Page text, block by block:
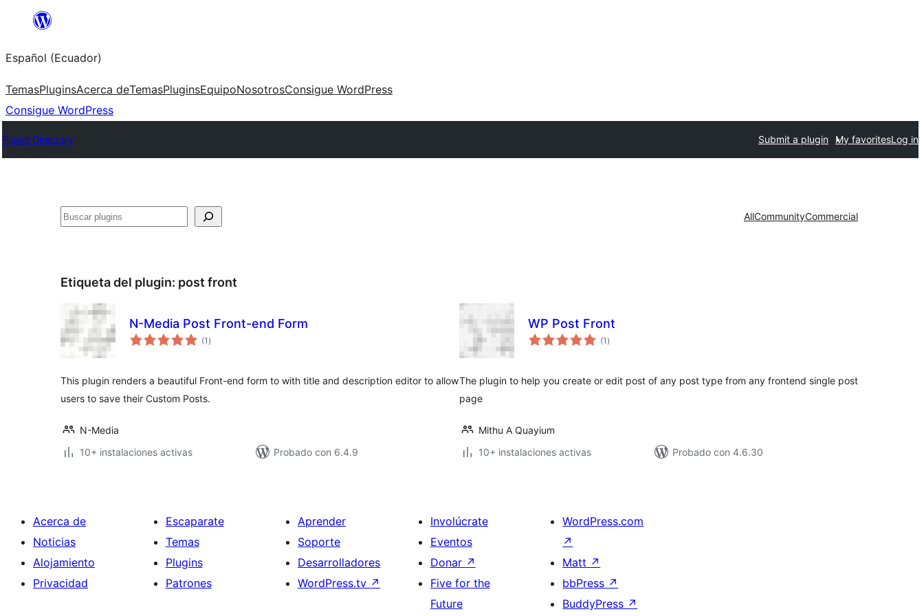
Saltar
contenido
Español (Ecuador)
TemasPluginsAcerca deTemasPluginsEquipoNosotrosConsigue WordPress
Consigue WordPress
Plugin Directory Submit a plugin My favoritesLog in
Buscar AllCommunityCommercial
Etiqueta del plugin: post front
N-Media Post Front-end Form
(1 total
de
)
This plugin renders a beautiful Front-end form to with title and description editor to allow
users to save their Custom Posts.
N-Media
10+ instalaciones activas
Probado con 6.4.9
WP Post Front
(1 total
de
)
The plugin to help you create or edit post of any post type from any frontend single post
page
Mithu A Quayium
10+ instalaciones activas
Probado con 4.6.30
Acerca de
Noticias
Alojamiento
Privacidad
Escaparate
Temas
Plugins
Patrones
Aprender
Soporte
Desarrolladores
WordPress.tv ↗
Involúcrate
Eventos
Donar ↗
Five for the
Future
WordPress.com
↗
Matt ↗
bbPress ↗
BuddyPress ↗